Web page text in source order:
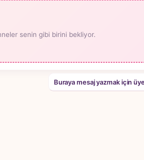
senin gibi birini bekliyor.
Buraya mesaj yazmak için